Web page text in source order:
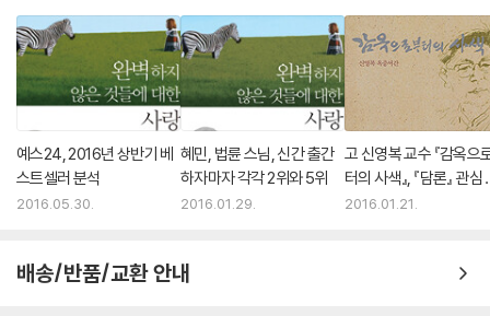
감수하는 엄마들은 자신이 몰두하던 직장생활에서의 성취를 보상이라도
받으려는 듯, 회사생활하듯 맹렬하게 육아 활동에 몰두한다. 이전까지 ‘사
회인’이 되기 위해 발달되어온 그들의 사고방식·가치관·행동양식 등이 ‘엄
마’가 되어 임신·출산·육아를 하면서 그대로 이어지는 현상이 나타나고 있
다. 이들은 ‘내 아이를 건강하고 똑똑한 인간으로 성장시키겠다’는 궁극적
인 목표 아래, 지식과 정보로 무장하고 높은 빌딩을 짓듯 임신·출산·육아·
교육의 전 과정을 철저히 계획하며 고민하는 정성 가득한 엄마들이다. 이
들은 외부에서 자신의 역할을 가져보지 못했던 옛날 엄마들과 다르다. 엄
그렇다고 이들의 육아 방식이 과거 엄마들처럼 무조건 희생적이고 자식을
저가중국전자제품
* 가격과 품질에 대한 소비자 기대수준의 지각변동
* 과잉품질에 대한 반발과 핵심가치의 극대화
편의점 상품
* 1인가구의 증가와 개인화된 라이프스타일의 확산
* 가격 이외의 요소를 활용한 숨은 시장 재발견
* 건강한 식생활에 대한 관심 확대
* 젊은층과 중장년층을 동시에 겨냥한 고객층 다변화
예스24, 2016년 상반기 베
스트셀러 분석
2016.05.30.
혜민, 법륜 스님, 신간 출간
하자마자 각각 2위와 5위
2016.01.29.
고 신영복 교수 『감옥으
터의 사색』, 『담론』 관심
조명
2016.01.21.
배송/반품/교환 안내